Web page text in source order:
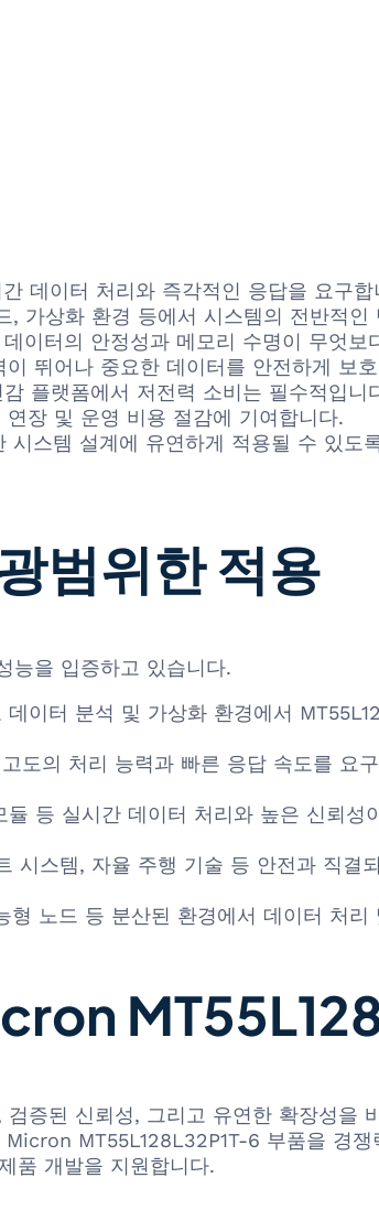
데이터 처리와 즉각적인 응답을 요구
가상화 환경 등에서 시스템의 전반적인
이터의 안정성과 메모리 수명이 무엇
뛰어나 중요한 데이터를 안전하게 보
플랫폼에서 저전력 소비는 필수적입
장 및 운영 비용 절감에 기여합니다.
시스템 설계에 유연하게 적용될 수 있
범위한 적용
능을 입증하고 있습니다.
이터 분석 및 가상화 환경에서
도의 처리 능력과 빠른 응답 속도를 요
등 실시간 데이터 처리와 높은 신뢰
시스템, 자율 주행 기술 등 안전과 직결
형 노드 등 분산된 환경에서 데이터 처리
증된 신뢰성, 그리고 유연한 확장성을
MT55L128L32P1T-6 부품을 경
품 개발을 지원합니다.